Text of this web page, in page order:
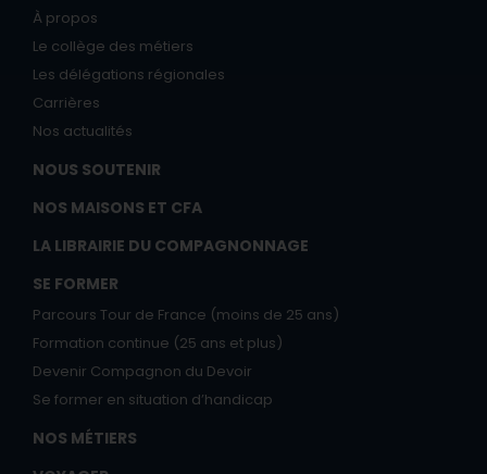
À propos
Le collège des métiers
Les délégations régionales
Carrières
Nos actualités
NOUS SOUTENIR
NOS MAISONS ET CFA
LA LIBRAIRIE DU COMPAGNONNAGE
SE FORMER
Parcours Tour de France (moins de 25 ans)
Formation continue (25 ans et plus)
Devenir Compagnon du Devoir
Se former en situation d’handicap
NOS MÉTIERS